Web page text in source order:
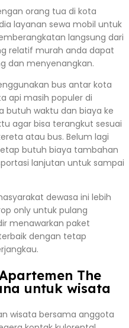
orang tua di kota
layanan sewa mobil untuk
langsung dari
relatif murah anda dapat
dan menyenangkan.
bus antar kota
api masih populer di
butuh waktu dan biaya ke
agar bisa terangkut sesuai
atau bus. Belum lagi
butuh biaya tambahan
lanjutan untuk sampai
dewasa ini lebih
only untuk pulang
menawarkan paket
dengan tetap
The
untuk wisata
wisata bersama anggota